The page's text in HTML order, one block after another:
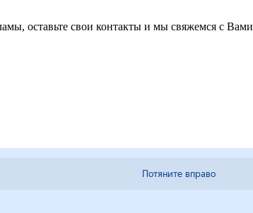
оставьте свои контакты и мы свяжемся с Вами